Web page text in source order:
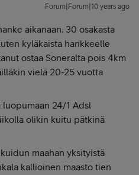
Forum|Forum|10 years ago
aikanaan. 30 osakasta
kyläkaista hankkeelle
ostaa Soneralta pois 4km
vielä 20-25 vuotta
24/1 Adsl
olikin kuitu pätkinä
maahan yksityistä
kallioinen maasto tien